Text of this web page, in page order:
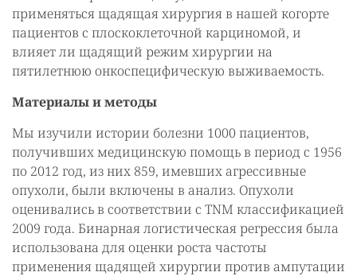
применяться щадящая хирургия в нашей когорте
пациентов с плоскоклеточной карциномой, и
влияет ли щадящий режим хирургии на
пятилетнюю онкоспецифическую выживаемость.
Материалы и методы
Мы изучили истории болезни 1000 пациентов,
получивших медицинскую помощь в период с 1956
по 2012 год, из них 859, имевших агрессивные
опухоли, были включены в анализ. Опухоли
оценивались в соответствии с TNM классификацией
2009 года. Бинарная логистическая регрессия была
использована для оценки роста частоты
применения щадящей хирургии против ампутации